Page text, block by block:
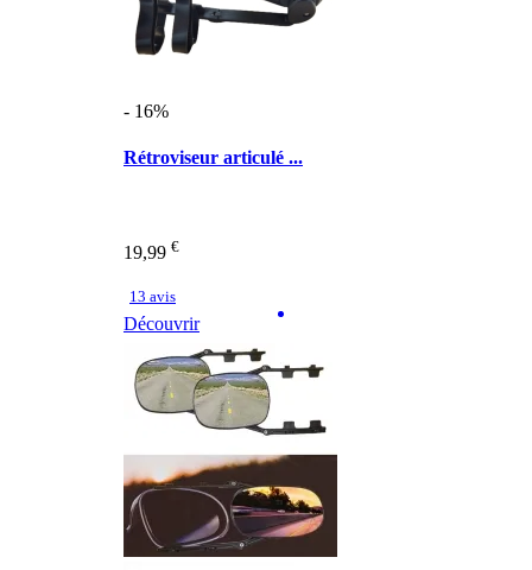
- 16%
Rétroviseur articulé ...
19,99 €
13 avis
Découvrir